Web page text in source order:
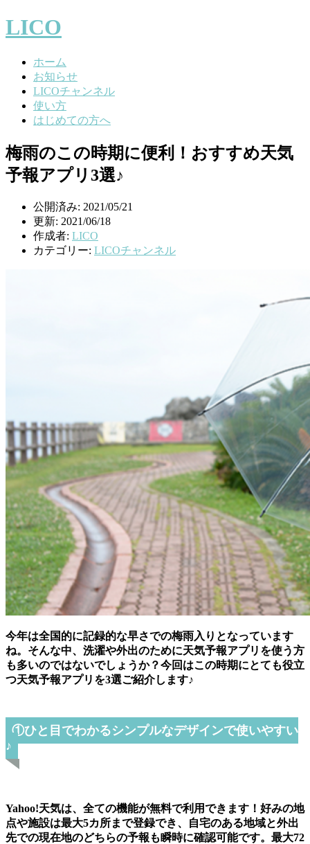
LICO
ホーム
お知らせ
LICOチャンネル
使い方
はじめての方へ
梅雨のこの時期に便利！おすすめ天気
予報アプリ3選♪
公開済み: 2021/05/21
更新: 2021/06/18
作成者: LICO
カテゴリー: LICOチャンネル
今年は全国的に記録的な早さでの梅雨入りとなっています
ね。そんな中、洗濯や外出のために天気予報アプリを使う方
も多いのではないでしょうか？今回はこの時期にとても役立
つ天気予報アプリを3選ご紹介します♪
①ひと目でわかるシンプルなデザインで使いやすい
♪
Yahoo!天‪気は、全ての機能が無料で利用できます！好みの地
点や施設は最大5カ所まで登録でき、自宅のある地域と外出
先での現在地のどちらの予報も瞬時に確認可能です。最大72